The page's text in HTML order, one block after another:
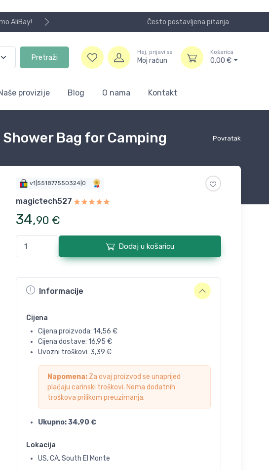
AliBay! Često postavljena pitanja
Pretraži
Hej, prijavi se
Moj račun
Košarica
0,00 €
provizije Blog O nama Kontakt
Povratak
Bag for Camping
v1|551877550324|0
magictech527
34,90 €
Dodaj u košaricu
Informacije
Cijena
Cijena proizvoda: 14,56 €
Cijena dostave: 16,95 €
Uvozni troškovi: 3,39 €
Napomena:Za ovaj proizvod se unaprijed
plaćaju carinski troškovi. Nema dodatnih
troškova prilikom preuzimanja.
Ukupno:34,90 €
Lokacija
US, CA, South El Monte